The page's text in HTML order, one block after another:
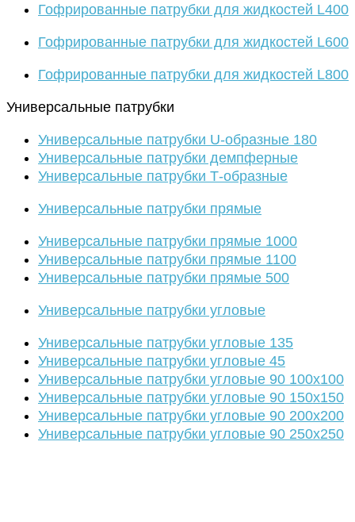
Гофрированные патрубки для жидкостей L400
Гофрированные патрубки для жидкостей L600
Гофрированные патрубки для жидкостей L800
Универсальные патрубки
Универсальные патрубки U-образные 180
Универсальные патрубки демпферные
Универсальные патрубки Т-образные
Универсальные патрубки прямые
Универсальные патрубки прямые 1000
Универсальные патрубки прямые 1100
Универсальные патрубки прямые 500
Универсальные патрубки угловые
Универсальные патрубки угловые 135
Универсальные патрубки угловые 45
Универсальные патрубки угловые 90 100х100
Универсальные патрубки угловые 90 150х150
Универсальные патрубки угловые 90 200х200
Универсальные патрубки угловые 90 250х250